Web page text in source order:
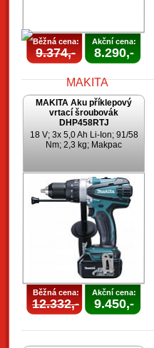
Běžná cena:
9.374,-
Akční cena:
8.290,-
MAKITA Aku příklepový
vrtací šroubovák
DHP458RTJ
18 V; 3x 5,0 Ah Li-Ion; 91/58
Nm; 2,3 kg; Makpac
Běžná cena:
12.332,-
Akční cena:
9.450,-